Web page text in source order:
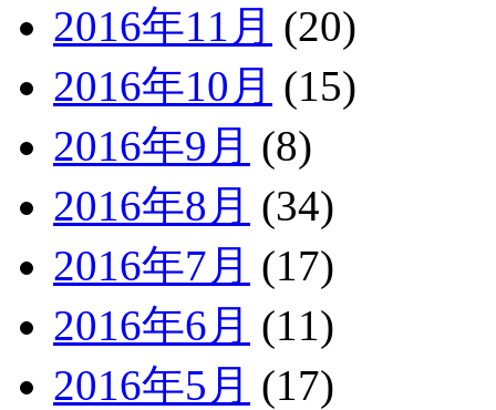
2016年11月 (20)
2016年10月 (15)
2016年9月 (8)
2016年8月 (34)
2016年7月 (17)
2016年6月 (11)
2016年5月 (17)